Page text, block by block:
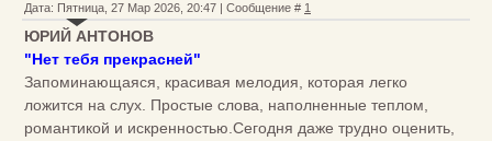
Дата: Пятница, 27 Мар 2026, 20:47 | Сообщение # 1
ЮРИЙ АНТОНОВ
"Нет тебя прекрасней"
Запоминающаяся, красивая мелодия, которая легко
ложится на слух. Простые слова, наполненные теплом,
романтикой и искренностью.Сегодня даже трудно оценить,